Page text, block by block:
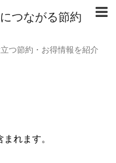
つながる節約
つ節約・お得情報を紹介
れます。